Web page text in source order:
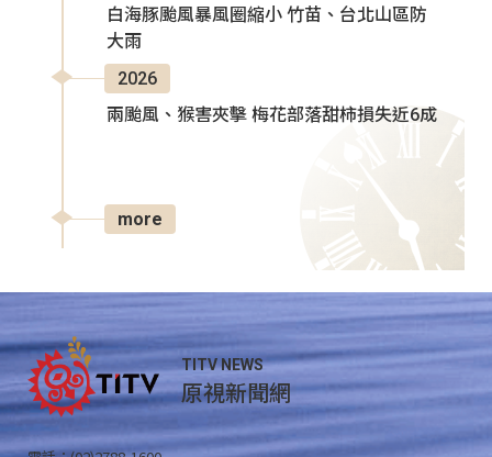
白海豚颱風暴風圈縮小 竹苗、台北山區防
大雨
2026
兩颱風、猴害夾擊 梅花部落甜柿損失近6成
more
TITV NEWS
原視新聞網